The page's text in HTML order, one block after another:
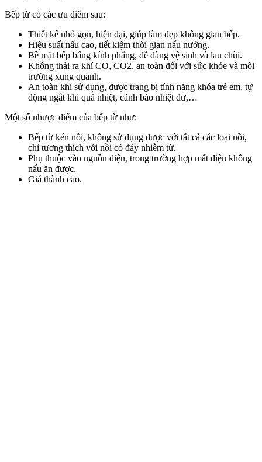
Bếp từ có các ưu điểm sau:
Thiết kế nhỏ gọn, hiện đại, giúp làm đẹp không gian bếp.
Hiệu suất nấu cao, tiết kiệm thời gian nấu nướng.
Bề mặt bếp bằng kính phẳng, dễ dàng vệ sinh và lau chùi.
Không thải ra khí CO, CO2, an toàn đối với sức khỏe và môi
trường xung quanh.
An toàn khi sử dụng, được trang bị tính năng khóa trẻ em, tự
động ngắt khi quá nhiệt, cảnh báo nhiệt dư,…
Một số nhược điểm của bếp từ như:
Bếp từ kén nồi, không sử dụng được với tất cả các loại nồi,
chỉ tương thích với nồi có đáy nhiễm từ.
Phụ thuộc vào nguồn điện, trong trường hợp mất điện không
nấu ăn được.
Giá thành cao.